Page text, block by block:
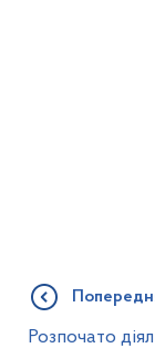
Розпочато